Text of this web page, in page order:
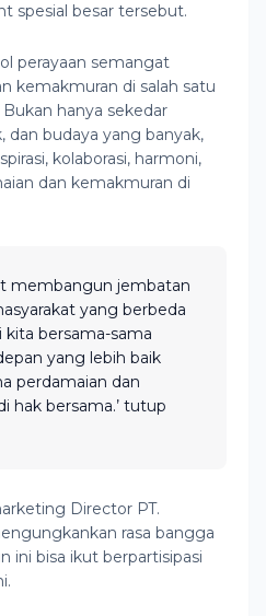
spesial besar tersebut.
perayaan semangat
kemakmuran di salah satu
hanya sekedar
dan budaya yang banyak,
kolaborasi, harmoni,
dan kemakmuran di
membangun jembatan
yang berbeda
kita bersama-sama
yang lebih baik
perdamaian dan
hak bersama.’ tutup
Director PT.
rasa bangga
ini bisa ikut berpartisipasi